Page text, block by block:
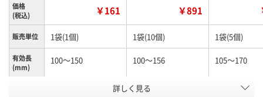
価格
(税込)
￥161 ￥891
販売単位 1袋(1個) 1袋(10個) 1袋(5個)
有効長
(mm)
100～150 100～156 105～170
N261156 K960603
詳しく見る